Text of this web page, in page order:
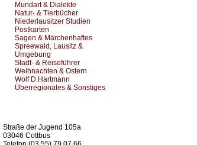
Mundart & Dialekte
Natur- & Tierbücher
Niederlausitzer Studien
Postkarten
Sagen & Märchenhaftes
Spreewald, Lausitz &
Umgebung
Stadt- & Reiseführer
Weihnachten & Ostern
Wolf D.Hartmann
Überregionales & Sonstiges
Straße der Jugend 105a
03046 Cottbus